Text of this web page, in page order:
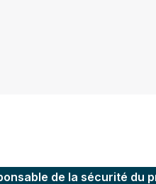
de la sécurité du